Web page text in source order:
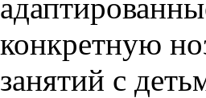
конкретную
занятий с